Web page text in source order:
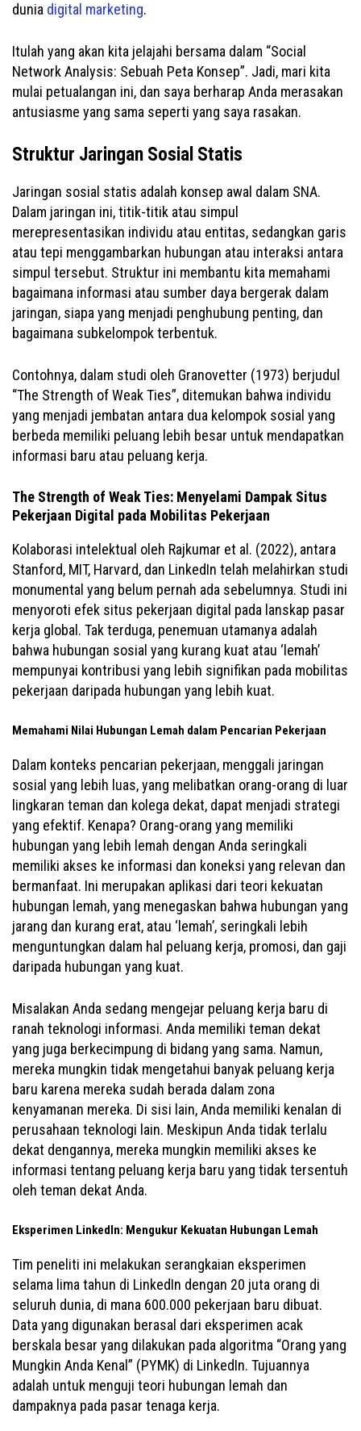
dunia digital marketing.
Itulah yang akan kita jelajahi bersama dalam “Social
Network Analysis: Sebuah Peta Konsep”. Jadi, mari kita
mulai petualangan ini, dan saya berharap Anda merasakan
antusiasme yang sama seperti yang saya rasakan.
Struktur Jaringan Sosial Statis
Jaringan sosial statis adalah konsep awal dalam SNA.
Dalam jaringan ini, titik-titik atau simpul
merepresentasikan individu atau entitas, sedangkan garis
atau tepi menggambarkan hubungan atau interaksi antara
simpul tersebut. Struktur ini membantu kita memahami
bagaimana informasi atau sumber daya bergerak dalam
jaringan, siapa yang menjadi penghubung penting, dan
bagaimana subkelompok terbentuk.
Contohnya, dalam studi oleh Granovetter (1973) berjudul
“The Strength of Weak Ties”, ditemukan bahwa individu
yang menjadi jembatan antara dua kelompok sosial yang
berbeda memiliki peluang lebih besar untuk mendapatkan
informasi baru atau peluang kerja.
The Strength of Weak Ties: Menyelami Dampak Situs
Pekerjaan Digital pada Mobilitas Pekerjaan
Kolaborasi intelektual oleh Rajkumar et al. (2022), antara
Stanford, MIT, Harvard, dan LinkedIn telah melahirkan studi
monumental yang belum pernah ada sebelumnya. Studi ini
menyoroti efek situs pekerjaan digital pada lanskap pasar
kerja global. Tak terduga, penemuan utamanya adalah
bahwa hubungan sosial yang kurang kuat atau ‘lemah’
mempunyai kontribusi yang lebih signifikan pada mobilitas
pekerjaan daripada hubungan yang lebih kuat.
Memahami Nilai Hubungan Lemah dalam Pencarian Pekerjaan
Dalam konteks pencarian pekerjaan, menggali jaringan
sosial yang lebih luas, yang melibatkan orang-orang di luar
lingkaran teman dan kolega dekat, dapat menjadi strategi
yang efektif. Kenapa? Orang-orang yang memiliki
hubungan yang lebih lemah dengan Anda seringkali
memiliki akses ke informasi dan koneksi yang relevan dan
bermanfaat. Ini merupakan aplikasi dari teori kekuatan
hubungan lemah, yang menegaskan bahwa hubungan yang
jarang dan kurang erat, atau ‘lemah’, seringkali lebih
menguntungkan dalam hal peluang kerja, promosi, dan gaji
daripada hubungan yang kuat.
Misalakan Anda sedang mengejar peluang kerja baru di
ranah teknologi informasi. Anda memiliki teman dekat
yang juga berkecimpung di bidang yang sama. Namun,
mereka mungkin tidak mengetahui banyak peluang kerja
baru karena mereka sudah berada dalam zona
kenyamanan mereka. Di sisi lain, Anda memiliki kenalan di
perusahaan teknologi lain. Meskipun Anda tidak terlalu
dekat dengannya, mereka mungkin memiliki akses ke
informasi tentang peluang kerja baru yang tidak tersentuh
oleh teman dekat Anda.
Eksperimen LinkedIn: Mengukur Kekuatan Hubungan Lemah
Tim peneliti ini melakukan serangkaian eksperimen
selama lima tahun di LinkedIn dengan 20 juta orang di
seluruh dunia, di mana 600.000 pekerjaan baru dibuat.
Data yang digunakan berasal dari eksperimen acak
berskala besar yang dilakukan pada algoritma “Orang yang
Mungkin Anda Kenal” (PYMK) di LinkedIn. Tujuannya
adalah untuk menguji teori hubungan lemah dan
dampaknya pada pasar tenaga kerja.